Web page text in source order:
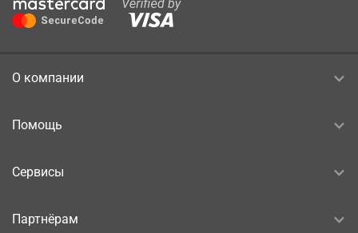
О компании
Помощь
Сервисы
Партнёрам